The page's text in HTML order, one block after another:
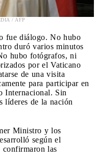
/ AFP
fue diálogo. No hubo
duró varios minutos
hubo fotógrafos, ni
por el Vaticano
de una visita
para participar en
Internacional. Sin
líderes de la nación
Ministro y los
según el
las